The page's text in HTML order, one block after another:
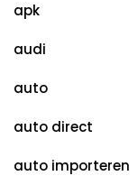
apk
audi
auto
auto direct
auto importeren